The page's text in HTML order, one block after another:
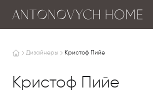
Дизайнеры Кристоф Пийе
Кристоф Пийе